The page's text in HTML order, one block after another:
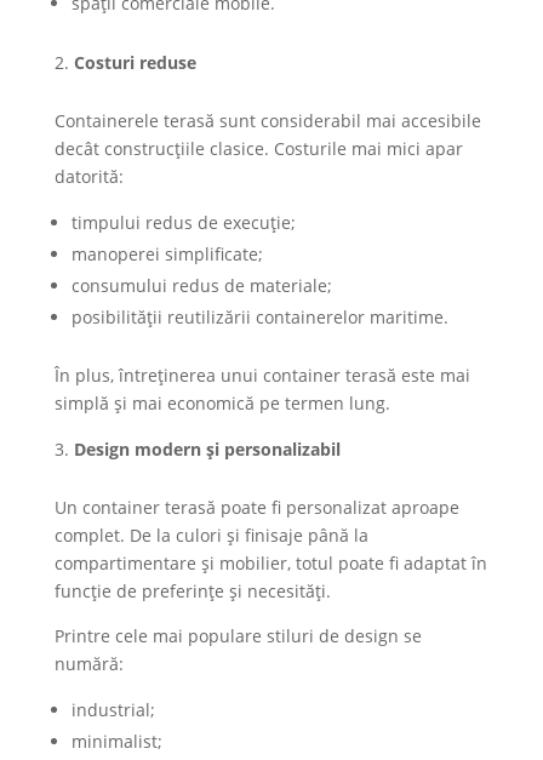
Costuri reduse
Containerele terasă sunt considerabil mai accesibile
decât construcțiile clasice. Costurile mai mici apar
datorită:
timpului redus de execuție;
manoperei simplificate;
consumului redus de materiale;
posibilității reutilizării containerelor maritime.
În plus, întreținerea unui container terasă este mai
simplă și mai economică pe termen lung.
Design modern și personalizabil
Un container terasă poate fi personalizat aproape
complet. De la culori și finisaje până la
compartimentare și mobilier, totul poate fi adaptat în
funcție de preferințe și necesități.
Printre cele mai populare stiluri de design se
numără:
industrial;
minimalist;